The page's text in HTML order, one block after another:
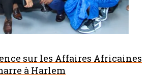
sur les Affaires Africaines
à Harlem